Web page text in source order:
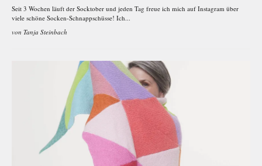
Seit 3 Wochen läuft der Socktober und jeden Tag freue ich mich auf Instagram über
viele schöne Socken-Schnappschüsse! Ich...
von Tanja Steinbach